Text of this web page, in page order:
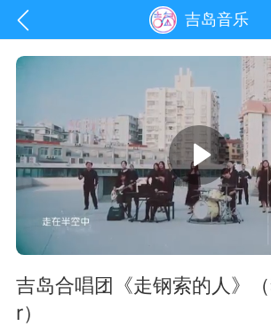
吉岛音乐
吉岛合唱团《走钢索的人》
r）